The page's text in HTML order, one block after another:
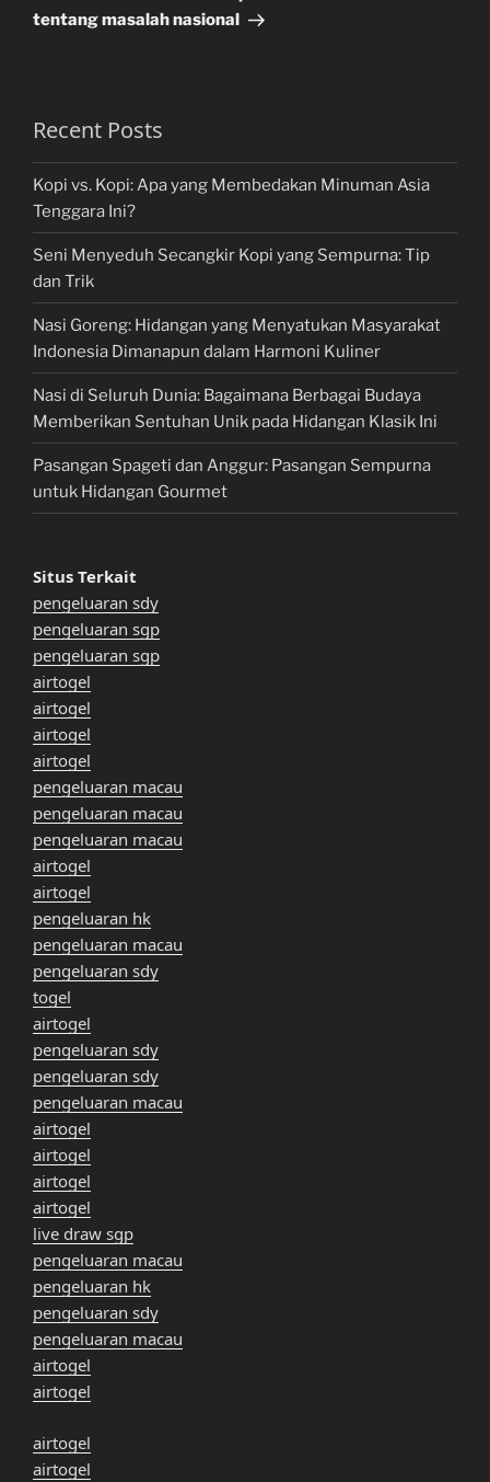
tentang masalah nasional
Recent Posts
Kopi vs. Kopi: Apa yang Membedakan Minuman Asia
Tenggara Ini?
Seni Menyeduh Secangkir Kopi yang Sempurna: Tip
dan Trik
Nasi Goreng: Hidangan yang Menyatukan Masyarakat
Indonesia Dimanapun dalam Harmoni Kuliner
Nasi di Seluruh Dunia: Bagaimana Berbagai Budaya
Memberikan Sentuhan Unik pada Hidangan Klasik Ini
Pasangan Spageti dan Anggur: Pasangan Sempurna
untuk Hidangan Gourmet
Situs Terkait
pengeluaran sdy
pengeluaran sgp
pengeluaran sgp
airtogel
airtogel
airtogel
airtogel
pengeluaran macau
pengeluaran macau
pengeluaran macau
airtogel
airtogel
pengeluaran hk
pengeluaran macau
pengeluaran sdy
togel
airtogel
pengeluaran sdy
pengeluaran sdy
pengeluaran macau
airtogel
airtogel
airtogel
airtogel
live draw sgp
pengeluaran macau
pengeluaran hk
pengeluaran sdy
pengeluaran macau
airtogel
airtogel
airtogel
airtogel